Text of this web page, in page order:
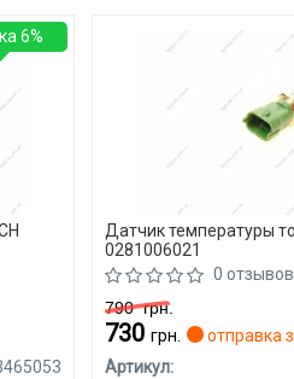
6%
Датчик температуры
0281006021
0 отзывов
790грн.
730грн.
отправка
Артикул: